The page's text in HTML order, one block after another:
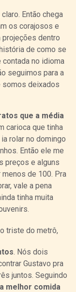
Então chega
os corajosos e
projeções dentro
de como se
contada no idioma
seguimos para a
somos deixados
que a média
carioca que tinha
rolar no domingo
Então ele me
preços e alguns
de 100. Pra
vale a pena
tinha muita
triste do metrô,
. Nós dois
Gustavo pra
juntos. Seguindo
a melhor comida